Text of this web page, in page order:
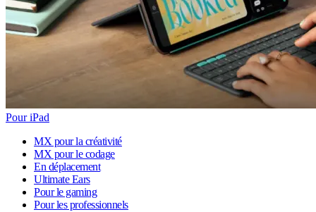
Pour iPad
MX pour la créativité
MX pour le codage
En déplacement
Ultimate Ears
Pour le gaming
Pour les professionnels